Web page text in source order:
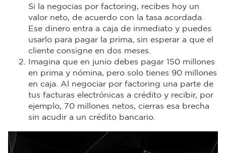
Si la negocias por factoring, recibes hoy un
valor neto, de acuerdo con la tasa acordada.
Ese dinero entra a caja de inmediato y puedes
usarlo para pagar la prima, sin esperar a que el
cliente consigne en dos meses.
Imagina que en junio debes pagar 150 millones
en prima y nómina, pero solo tienes 90 millones
en caja. Al negociar por factoring una parte de
tus facturas electrónicas a crédito y recibir, por
ejemplo, 70 millones netos, cierras esa brecha
sin acudir a un crédito bancario.